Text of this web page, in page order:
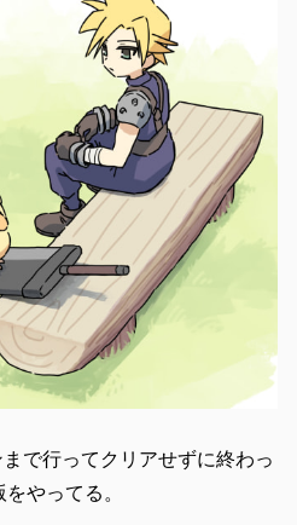
で行ってクリアせずに終わっ
やってる。